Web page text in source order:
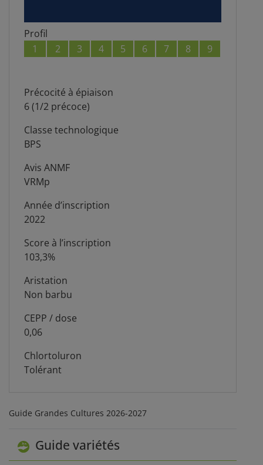
Guide Grandes Cultures 2026-2027
Guide variétés
Profil
1
2 3 4 5 6 7 8 9
Précocité à épiaison
6 (1/2 précoce)
Classe technologique
BPS
Avis ANMF
VRMp
Année d’inscription
2022
Score à l’inscription
103,3%
Aristation
Non barbu
CEPP / dose
0,06
Chlortoluron
Tolérant